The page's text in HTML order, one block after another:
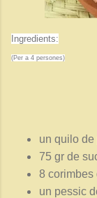
Ingredients:
(Per a 4 persones)
un quilo
75 gr de
8 corimbes
un pessic